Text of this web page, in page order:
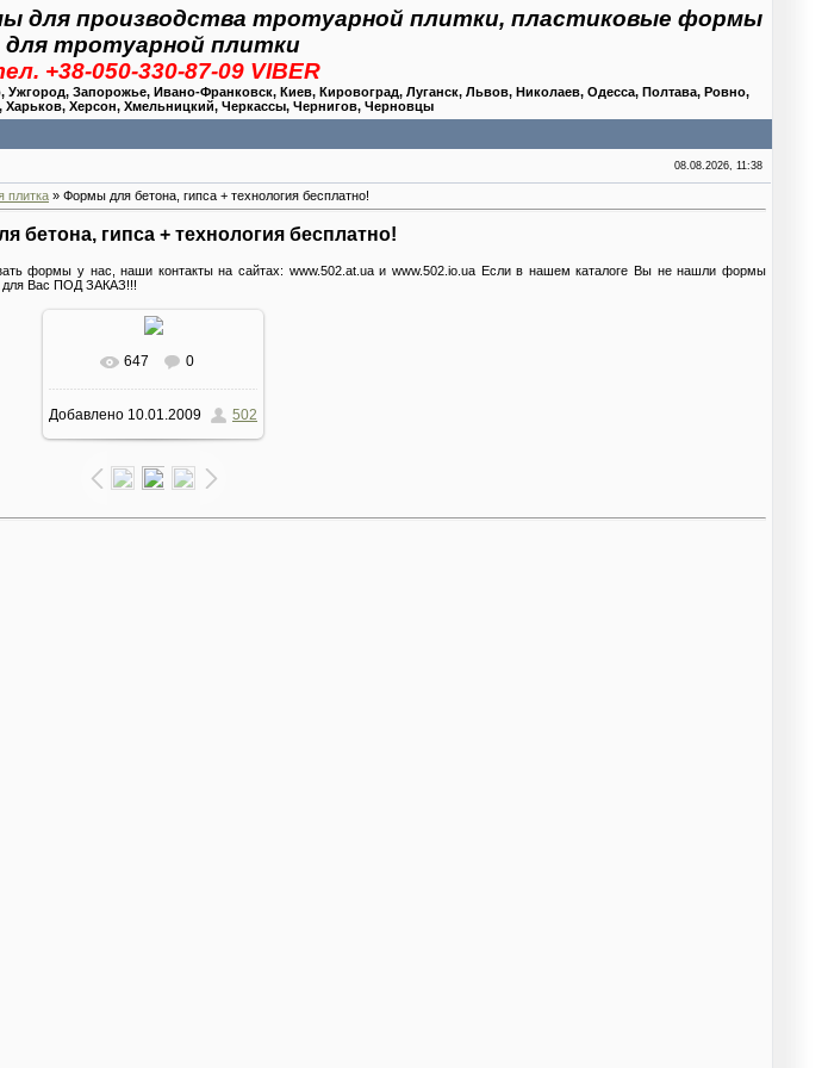
для производства тротуарной плитки, пластиковые формы
для тротуарной плитки
+38-050-330-87-09 VIBER
Запорожье, Ивано-Франковск, Киев, Кировоград, Луганск, Львов, Николаев, Одесса, Полтава, Ровно,
Херсон, Хмельницкий, Черкассы, Чернигов, Черновцы
08.08.2026, 11:38
плитка » Формы для бетона, гипса + технология бесплатно!
бетона, гипса + технология бесплатно!
формы у нас, наши контакты на сайтах: www.502.at.ua и www.502.io.ua Если в нашем каталоге Вы не нашли формы
для Вас ПОД ЗАКАЗ!!!
647 0
Добавлено 10.01.2009 502